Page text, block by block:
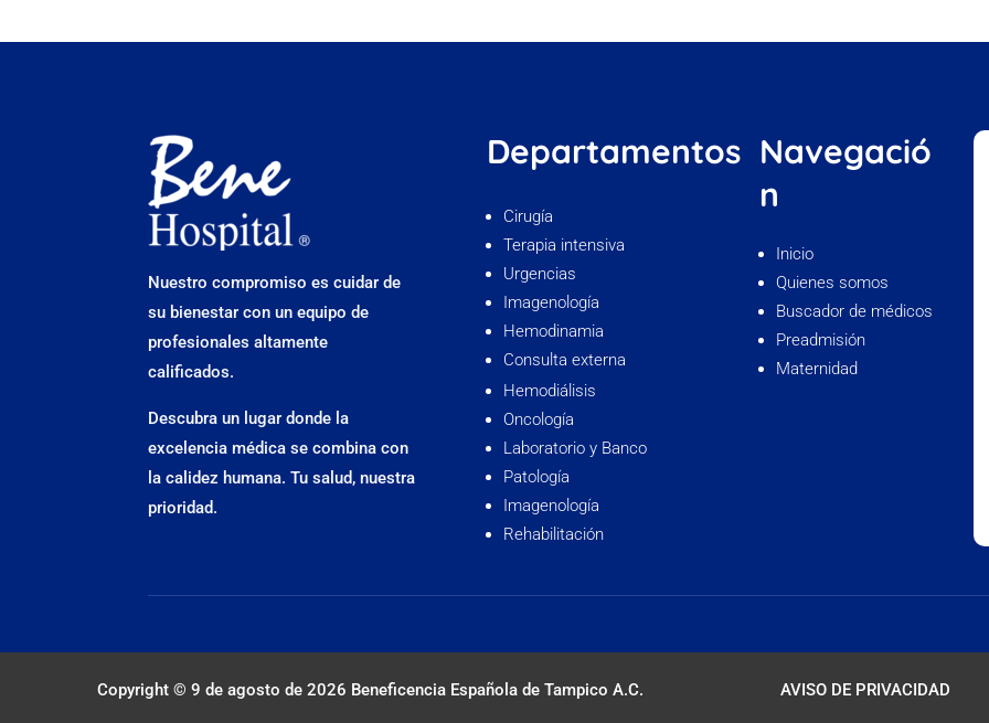
Nuestro compromiso es cuidar de
su bienestar con un equipo de
profesionales altamente
calificados.
Descubra un lugar donde la
excelencia médica se combina con
la calidez humana. Tu salud, nuestra
prioridad.
Departamentos
Cirugía
Terapia intensiva
Urgencias
Imagenología
Hemodinamia
Consulta externa
Hemodiálisis
Oncología
Laboratorio y Banco
Patología
Imagenología
Rehabilitación
Navegació
n
Inicio
Quienes somos
Buscador de médicos
Preadmisión
Maternidad
Copyright © 9 de agosto de 2026 Beneficencia Española de Tampico A.C. AVISO DE PRIVACIDAD